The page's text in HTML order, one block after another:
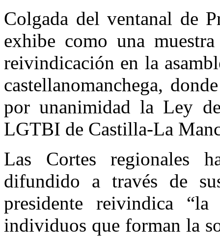
Colgada del ventanal de
exhibe como una
reivindicación en la
castellanomanchega,
por unanimidad la Ley
LGTBI de Castilla-La
Las Cortes regionales
difundido a través de
presidente reivindica
individuos que forman la